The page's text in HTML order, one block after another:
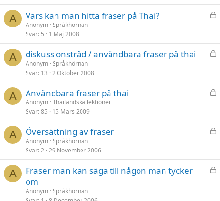
s
t
A
L
t
Vars kan man hitta fraser på Thai?
Anonym Språkhörnan
Svar 5 1 Maj 2008
A
L
t
diskussionstråd / användbara fraser på thai
Anonym Språkhörnan
Svar 13 2 Oktober 2008
A
L
t
Användbara fraser på thai
Anonym Thailändska lektioner
Svar 85 15 Mars 2009
A
L
t
Översättning av fraser
Anonym Språkhörnan
Svar 2 29 November 2006
A
L
Fraser man kan säga till någon man tycker
om
Anonym Språkhörnan